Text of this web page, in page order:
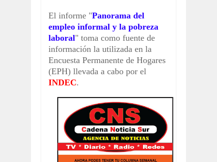
El informe "Panorama del
empleo informal y la pobreza
laboral" toma como fuente de
información la utilizada en la
Encuesta Permanente de Hogares
(EPH) llevada a cabo por el
INDEC.